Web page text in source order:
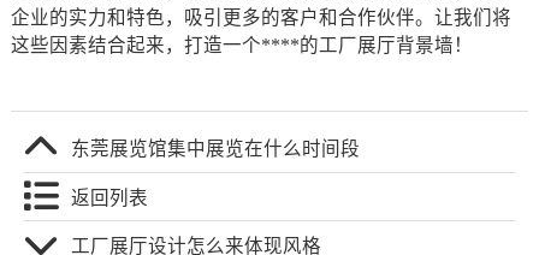
企业的实力和特色，吸引更多的客户和合作伙伴。让我们将
这些因素结合起来，打造一个****的工厂展厅背景墙！
东莞展览馆集中展览在什么时间段
返回列表
工厂展厅设计怎么来体现风格